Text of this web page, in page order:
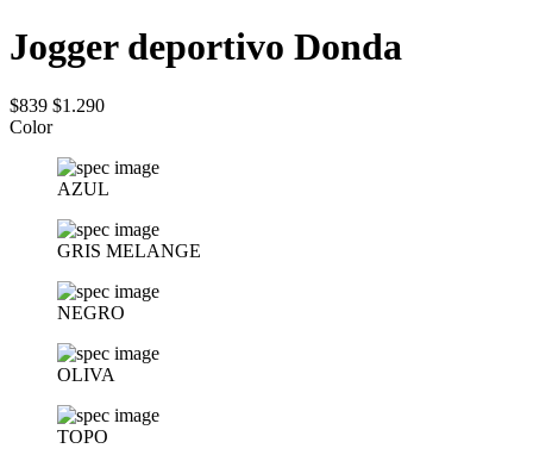
Jogger deportivo Donda
$839 $1.290
Color
AZUL
GRIS MELANGE
NEGRO
OLIVA
TOPO